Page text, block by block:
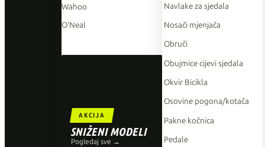
Wahoo
O'Neal
AKCIJA
SNIŽENI MODELI
Pogledaj sve →
Navlake za sjedala
Nosači mjenjača
Obruči
Obujmice cijevi sjedala
Okvir Bicikla
Osovine pogona/kotača
Pakne kočnica
Pedale